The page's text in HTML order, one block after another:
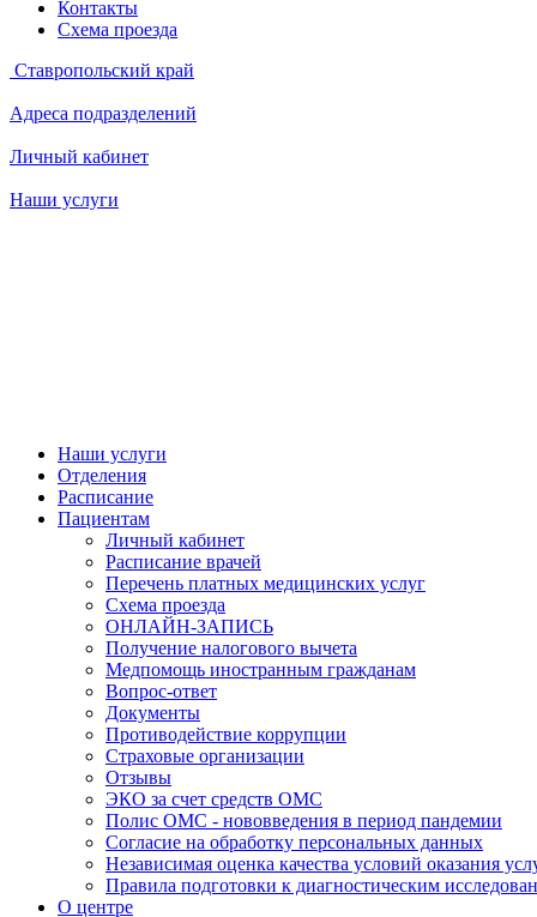
Контакты
Схема проезда
Ставропольский край
Адреса подразделений
Личный кабинет
Наши услуги
Наши услуги
Отделения
Расписание
Пациентам
Личный кабинет
Расписание врачей
Перечень платных медицинских услуг
Схема проезда
ОНЛАЙН-ЗАПИСЬ
Получение налогового вычета
Медпомощь иностранным гражданам
Вопрос-ответ
Документы
Противодействие коррупции
Страховые организации
Отзывы
ЭКО за счет средств ОМС
Полис ОМС - нововведения в период пандемии
Согласие на обработку персональных данных
Независимая оценка качества условий оказания
Правила подготовки к диагностическим
О центре